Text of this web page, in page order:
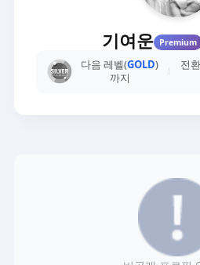
기여운 Premium
다음 레벨(GOLD)
까지
전환